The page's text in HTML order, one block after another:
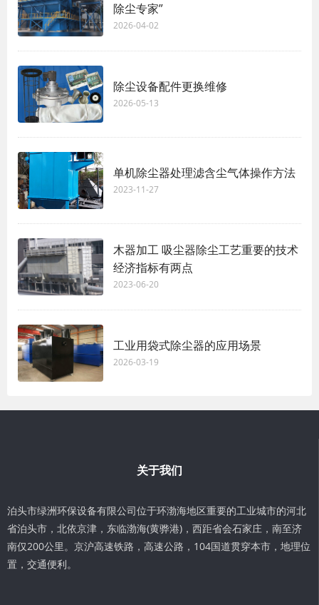
除尘专家”
2026-04-02
除尘设备配件更换维修
2026-05-13
单机除尘器处理滤含尘气体操作方法
2023-11-27
木器加工 吸尘器除尘工艺重要的技术
经济指标有两点
2023-06-20
工业用袋式除尘器的应用场景
2026-03-19
关于我们
泊头市绿洲环保设备有限公司位于环渤海地区重要的工业城市的河北
省泊头市，北依京津，东临渤海(黄骅港)，西距省会石家庄，南至济
南仅200公里。京沪高速铁路，高速公路，104国道贯穿本市，地理位
置，交通便利。